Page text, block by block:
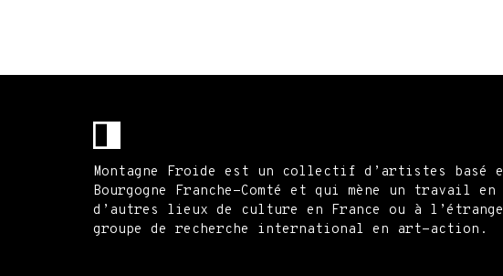
Montagne Froide est un collectif d’artistes basé
Bourgogne Franche-Comté et qui mène un travail en
d’autres lieux de culture en France ou à
groupe de recherche international en art-action.